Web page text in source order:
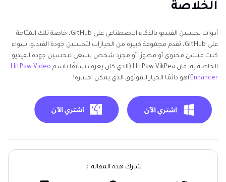
الخلاصة
أدوات تحسين الفيديو بالذكاء الاصطناعي على GitHub، خاصة تلك المتاحة
على GitHub، تقدم مجموعة كبيرة من الخيارات لتحسين جودة الفيديو. سواء
كنت منشئ محتوى أو مطورًا أو مجرد شخص يسعى لتحسين جودة الفيديو
الخاصة به، فإن HitPaw VikPea (الذي كان يعرف سابقًا باسم
HitPaw Video
Enhancer)هو دائمًا الخيار الموثوق الذي يمكن اختياره!
شارك هذه المقالة：